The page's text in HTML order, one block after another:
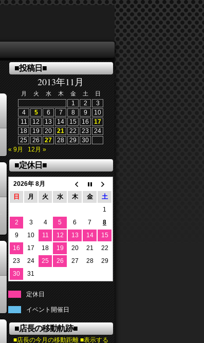
■投稿日■
2013年11月
月 火 水 木 金 土 日
1 2
3
4
5 6 7 8 9
10
11
12 13 14 15 16
17
18
19 20 21 22 23
24
25
26 27 28 29
30
« 9月
12月 »
■定休日■
2026年 8月
日
月 火 水 木 金
土
1
2
3 4 5 6 7
8
9
10 11 12 13 14
15
16
17 18 19 20 21
22
23
24 25 26 27 28
29
30
31
定休日
イベント開催日
■店長の移動軌跡■
■店長の今月の移動距離 ■表示する